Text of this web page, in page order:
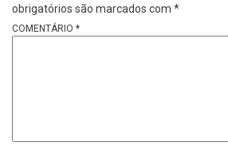
obrigatórios são marcados com *
COMENTÁRIO *